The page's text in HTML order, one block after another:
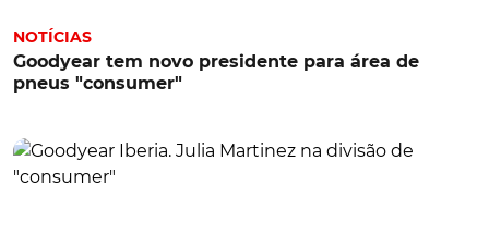
NOTÍCIAS
Goodyear tem novo presidente para área de
pneus "consumer"